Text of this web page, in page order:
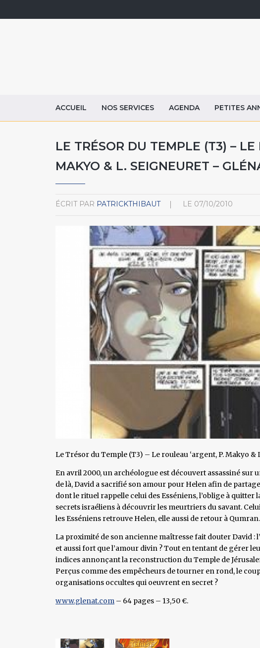
ACCUEIL NOS SERVICES AGENDA PETITES
LE TRÉSOR DU TEMPLE (T3) – LE
MAKYO & L. SEIGNEURET –
ÉCRIT PAR PATRICKTHIBAUT LE 07/10/2010
Le Trésor du Temple (T3) – Le rouleau ‘argent, P. Makyo &
En avril 2000, un archéologue est découvert assassiné sur
de là, David a sacrifié son amour pour Helen afin de
dont le rituel rappelle celui des Esséniens, l’oblige à quitter
secrets israéliens à découvrir les meurtriers du savant.
les Esséniens retrouve Helen, elle aussi de retour à
La proximité de son ancienne maîtresse fait douter David :
et aussi fort que l’amour divin ? Tout en tentant de gérer
indices annonçant la reconstruction du Temple de
Perçus comme des empêcheurs de tourner en rond, le
organisations occultes qui oeuvrent en secret ?
www.glenat.com – 64 pages – 13,50 €.